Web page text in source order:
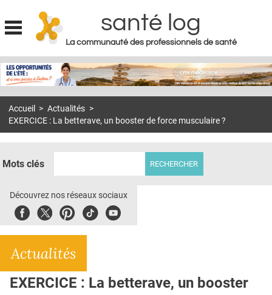
Jump to navigation
santé log
La communauté des professionnels de santé
MON COMPTE
S'ABONNER À LA REVUE SOIN À DOMICILE
DOSSIERS
E-REVUE SAD
L'APP
QUI SOMMES-NOUS ?
Accueil > Actualités >
EXERCICE : La betterave, un booster de force musculaire ?
Mots clés
Découvrez nos réseaux sociaux
FacebookTwitterPinterest
TiktokYoubute
Actualités
EXERCICE : La betterave, un booster